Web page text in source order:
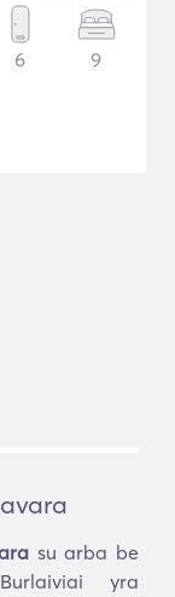
6 9
su arba be
yra